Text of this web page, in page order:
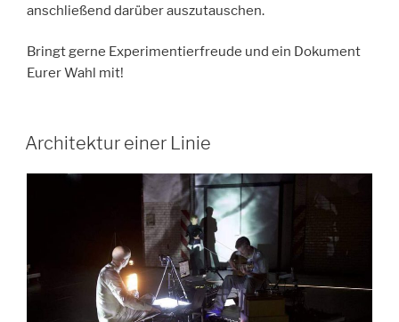
anschließend darüber auszutauschen.
Bringt gerne Experimentierfreude und ein Dokument
Eurer Wahl mit!
Architektur einer Linie